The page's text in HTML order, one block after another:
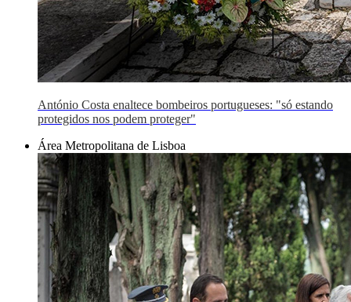
António Costa enaltece bombeiros portugueses: "só estando
protegidos nos podem proteger"
Área Metropolitana de Lisboa